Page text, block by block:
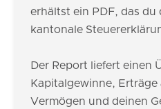
erhältst ein PDF, das du
kantonale
Der Report liefert einen
Kapitalgewinne, Erträge
Vermögen und deinen